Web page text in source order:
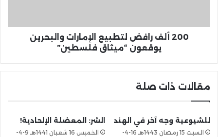
200 ألف رافض لتطبيع الإمارات والبحرين
يوقعون “ميثاق فلسطين”
مقالات ذات صلة
للشيوعية وجه آخر في الهند
السبت 15 رمضان 1443هـ 16-4-
الشر: المعضلة الإلحادية!
الخميس 16 شعبان 1441هـ 9-4-